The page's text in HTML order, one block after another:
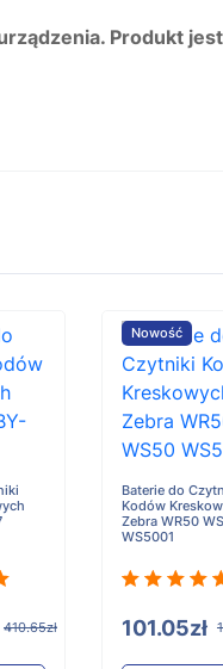
Produkt
410.65zł
Nowość
Baterie do
Kodów
Zebra WR50
WS5001
101.05zł